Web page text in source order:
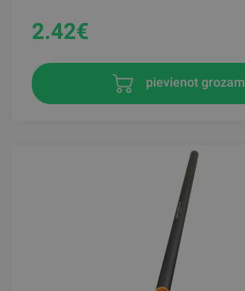
2.42€
pievienot grozam